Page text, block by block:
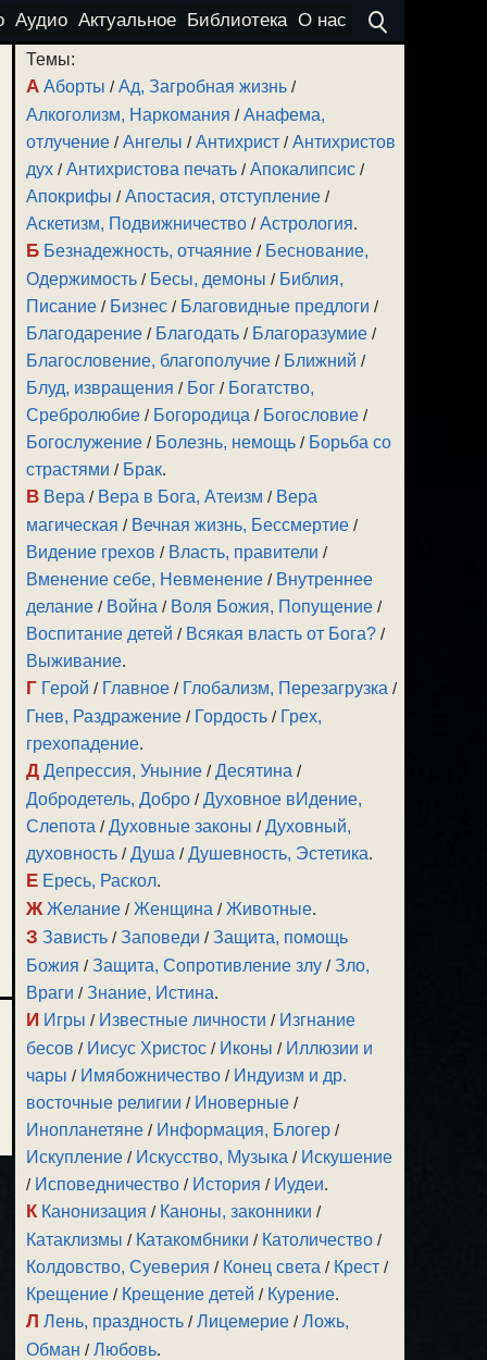
Аудио Актуальное Библиотека О нас
Темы:
А Аборты /Ад, Загробная жизнь /
Алкоголизм, Наркомания /Анафема,
отлучение /Ангелы /Антихрист /Антихристов
дух /Антихристова печать /Апокалипсис /
Апокрифы /Апостасия, отступление /
Аскетизм, Подвижничество /Астрология.
Б Безнадежность, отчаяние / Беснование,
Одержимость / Бесы, демоны / Библия,
Писание / Бизнес / Благовидные предлоги /
Благодарение / Благодать / Благоразумие /
Благословение, благополучие / Ближний /
Блуд, извращения / Бог / Богатство,
Сребролюбие / Богородица / Богословие /
Богослужение / Болезнь, немощь / Борьба со
страстями / Брак.
В Вера / Вера в Бога, Атеизм / Вера
магическая / Вечная жизнь, Бессмертие /
Видение грехов / Власть, правители /
Вменение себе, Невменение / Внутреннее
делание / Война / Воля Божия, Попущение /
Воспитание детей / Всякая власть от Бога? /
Выживание.
Г Герой / Главное / Глобализм, Перезагрузка /
Гнев, Раздражение / Гордость / Грех,
грехопадение.
Д Депрессия, Уныние /Десятина /
Добродетель, Добро /Духовное вИдение,
Слепота /Духовные законы /Духовный,
духовность /Душа /Душевность, Эстетика.
Е Ересь, Раскол.
Ж Желание /Женщина /Животные.
З Зависть /Заповеди /Защита, помощь
Божия /Защита, Сопротивление злу /Зло,
Враги /Знание, Истина.
И Игры / Известные личности / Изгнание
бесов / Иисус Христос / Иконы / Иллюзии и
чары / Имябожничество / Индуизм и др.
восточные религии / Иноверные /
Инопланетяне / Информация, Блогер /
Искупление / Искусство, Музыка / Искушение
/ Исповедничество / История / Иудеи.
К Канонизация / Каноны, законники /
Катаклизмы / Катакомбники / Католичество /
Колдовство, Суеверия / Конец света / Крест /
Крещение / Крещение детей / Курение.
Л Лень, праздность /Лицемерие /Ложь,
Обман /Любовь.